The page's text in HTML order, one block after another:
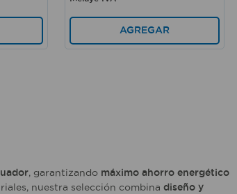
AGREGAR
, garantizando máximo ahorro energético
nuestra selección combina diseño y